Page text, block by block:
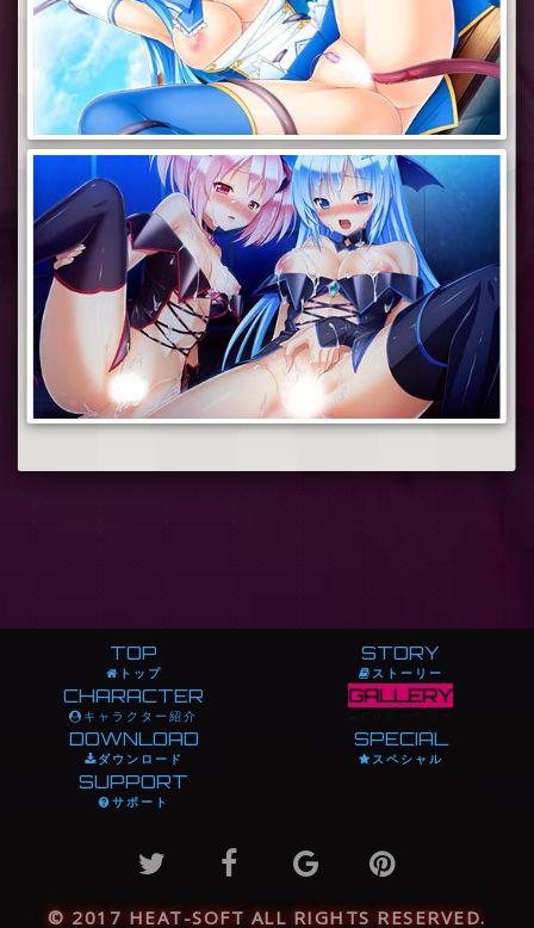
TOP
トップ
STORY
ストーリー
CHARACTER
キャラクター紹介
GALLERY
DOWNLOAD
ダウンロード
SPECIAL
スペシャル
SUPPORT
サポート
© 2017 HEAT-SOFT ALL RIGHTS RESERVED.